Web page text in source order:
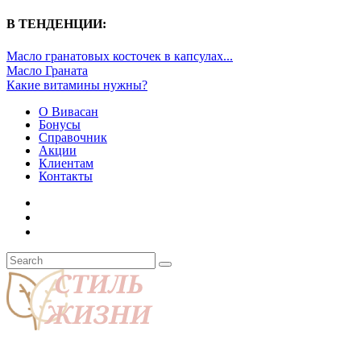
В ТЕНДЕНЦИИ:
Масло гранатовых косточек в капсулах...
Масло Граната
Какие витамины нужны?
О Вивасан
Бонусы
Справочник
Акции
Клиентам
Контакты